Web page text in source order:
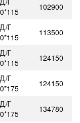
102900
Д/Г
113500
Д/Г
124150
Д/Г
124150
Д/Г
134780